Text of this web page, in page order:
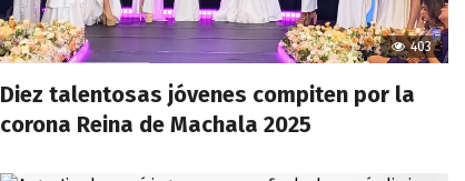
403
Diez talentosas jóvenes compiten por la
corona Reina de Machala 2025